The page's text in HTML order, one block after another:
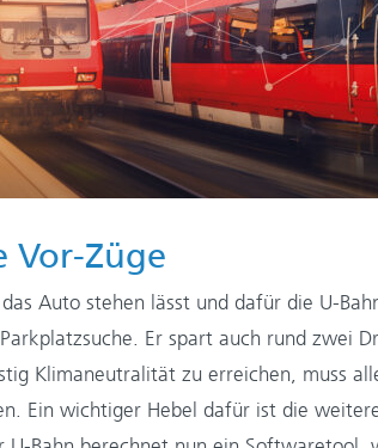
Vor-Züge
Auto stehen lässt und dafür die U-
Er spart auch rund zwei
Klimaneutralität zu erreichen, muss
Ein wichtiger Hebel dafür ist die